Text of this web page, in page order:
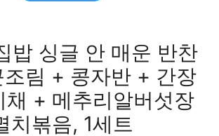
밥 싱글 안 매운 반찬
림 + 콩자반 + 간장
채 + 메추리알버섯장
치볶음, 1세트